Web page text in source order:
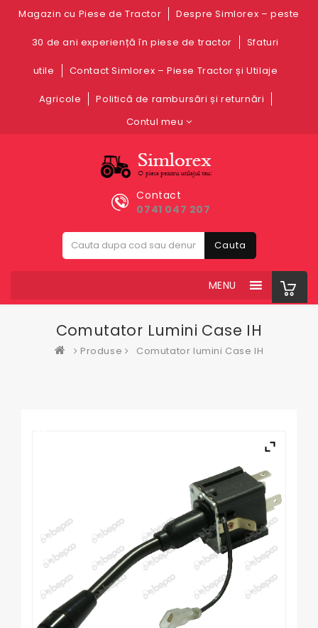
Magazin cu Piese de Tractor Despre Simlorex – peste
30 de ani experiență în piese de tractor Sfaturi
utile Contact Simlorex – Piese Tractor și Utilaje
Agricole
Politică de rambursări și returnări
Contul meu
Contact
0741 047 207
Cauta
MENU
Comutator Lumini Case IH
Produse Comutator lumini Case IH